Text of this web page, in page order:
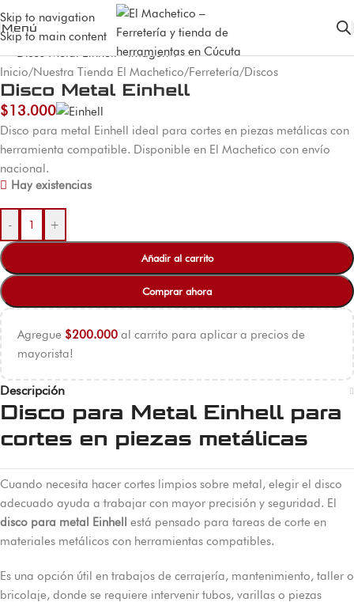
Skip to navigation
Skip to main content
Menú
Inicio/Nuestra Tienda El Machetico/Ferretería/Discos
Disco Metal Einhell
$13.000
Disco para metal Einhell ideal para cortes en piezas metálicas con
herramienta compatible. Disponible en El Machetico con envío
nacional.
Hay existencias
- +
Añadir al carrito
Comprar ahora
Agregue $200.000 al carrito para aplicar a precios de
mayorista!
Descripción
Disco para Metal Einhell para
cortes en piezas metálicas
Cuando necesita hacer cortes limpios sobre metal, elegir el disco
adecuado ayuda a trabajar con mayor precisión y seguridad. El
disco para metal Einhell está pensado para tareas de corte en
materiales metálicos con herramientas compatibles.
Es una opción útil en trabajos de cerrajería, mantenimiento, taller o
bricolaje, donde se requiere intervenir tubos, varillas o piezas